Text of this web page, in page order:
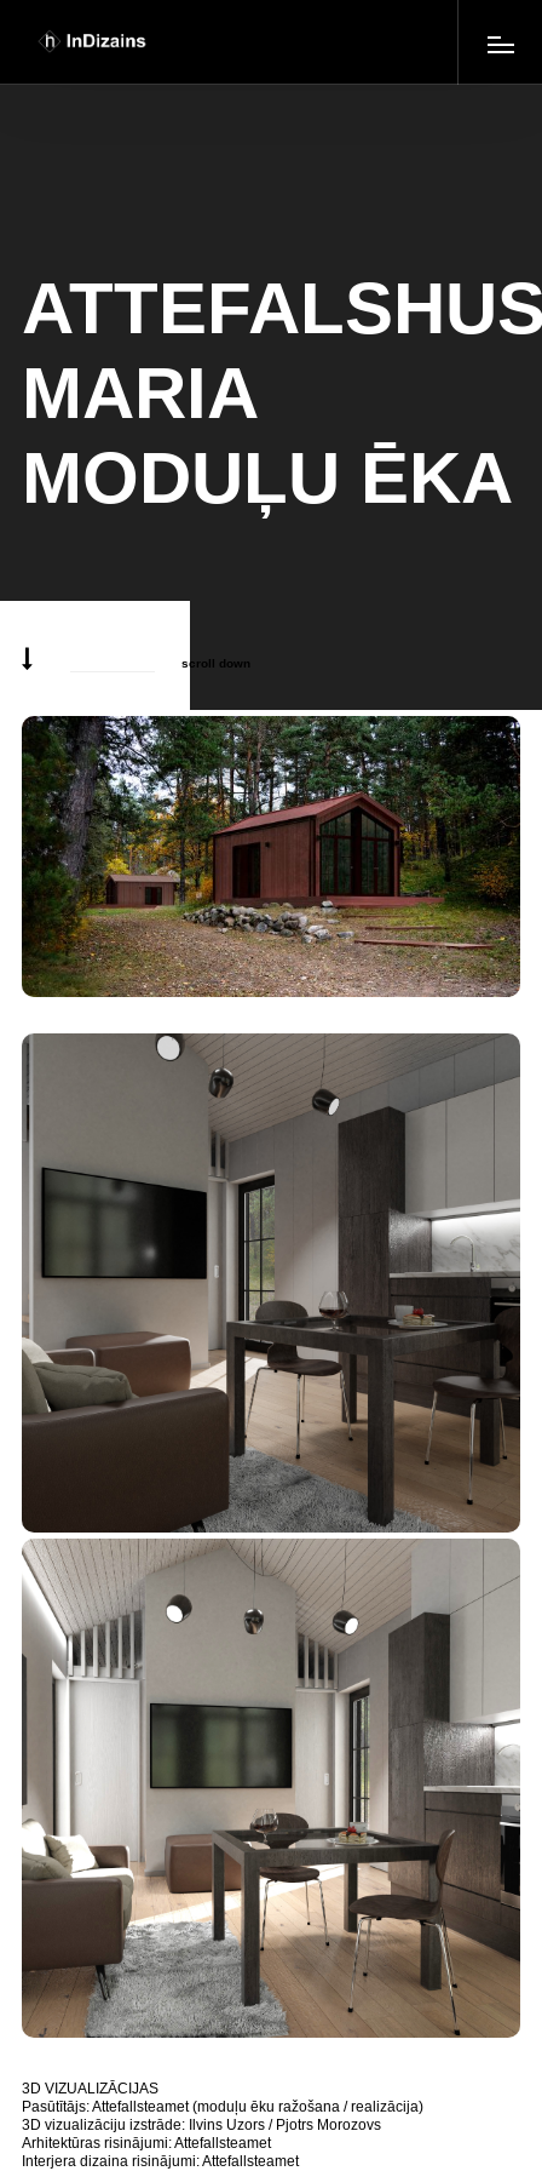
MARIA
MODUĻU ĒKA
scroll down
3D VIZUALIZĀCIJAS
Pasūtītājs: Attefallsteamet (moduļu ēku ražošana / realizācija)
3D vizualizāciju izstrāde: Ilvins Uzors / Pjotrs Morozovs
Arhitektūras risinājumi: Attefallsteamet
Interjera dizaina risinājumi: Attefallsteamet